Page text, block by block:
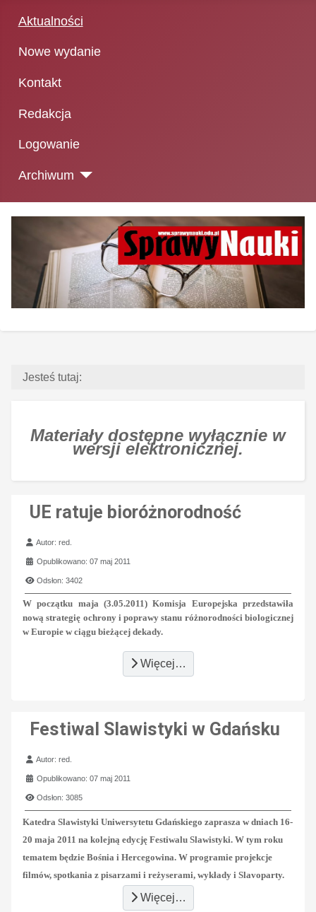
Aktualności
Nowe wydanie
Kontakt
Redakcja
Logowanie
Archiwum
Jesteś tutaj:
Materiały dostępne wyłącznie w
wersji elektronicznej.
UE ratuje bioróżnorodność
Szczegóły
Autor:red.
Opublikowano: 07 maj 2011
Odsłon: 3402
W początku maja (3.05.2011) Komisja Europejska przedstawiła
nową strategię ochrony i poprawy stanu różnorodności biologicznej
w Europie w ciągu bieżącej dekady.
Więcej…
Festiwal Slawistyki w Gdańsku
Szczegóły
Autor:red.
Opublikowano: 07 maj 2011
Odsłon: 3085
Katedra Slawistyki Uniwersytetu Gdańskiego zaprasza w dniach 16-
20 maja 2011 na kolejną edycję Festiwalu Slawistyki. W tym roku
tematem będzie Bośnia i Hercegowina. W programie projekcje
filmów, spotkania z pisarzami i reżyserami, wykłady i Slavoparty.
Więcej…